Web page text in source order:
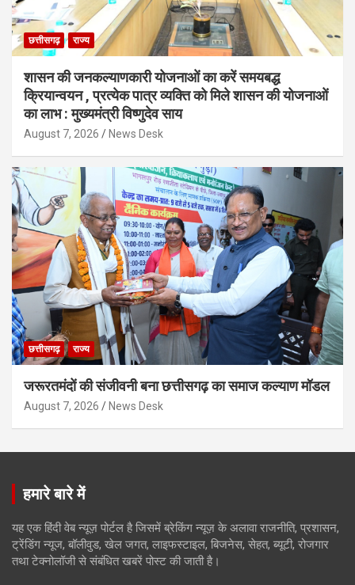
छत्तीसगढ़ राज्य
शासन की जनकल्याणकारी योजनाओं का करें समयबद्ध
क्रियान्वयन , प्रत्येक पात्र व्यक्ति को मिले शासन की योजनाओं
का लाभ : मुख्यमंत्री विष्णुदेव साय
August 7, 2026 News Desk
छत्तीसगढ़ राज्य
जरूरतमंदों की संजीवनी बना छत्तीसगढ़ का समाज कल्याण मॉडल
August 7, 2026 News Desk
हमारे बारे में
यह एक हिंदी वेब न्यूज़ पोर्टल है जिसमें ब्रेकिंग न्यूज़ के अलावा राजनीति, प्रशासन,
ट्रेंडिंग न्यूज, बॉलीवुड, खेल जगत, लाइफस्टाइल, बिजनेस, सेहत, ब्यूटी, रोजगार
तथा टेक्नोलॉजी से संबंधित खबरें पोस्ट की जाती है।